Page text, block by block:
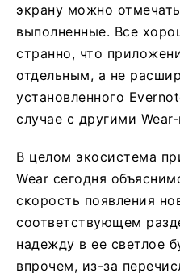
экрану можно
выполненные. Все
странно, что
отдельным, а не
установленного
случае с другими
В целом экосистема
Wear сегодня
скорость появления
соответствующем
надежду в ее светлое
впрочем, из-за